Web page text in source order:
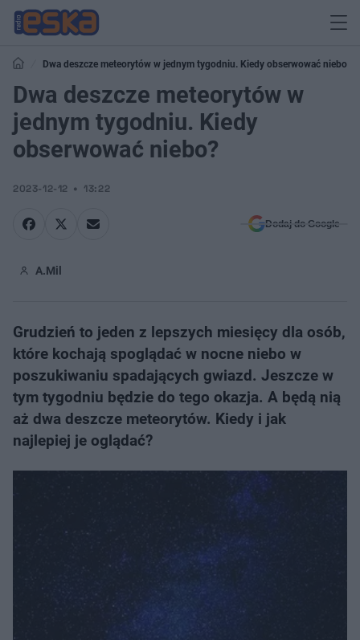
Dwa deszcze meteorytów w jednym tygodniu. Kiedy obserwować niebo?
Dwa deszcze meteorytów w
jednym tygodniu. Kiedy
obserwować niebo?
2023-12-12 13:22
Dodaj do Google
A.Mil
Grudzień to jeden z lepszych miesięcy dla osób,
które kochają spoglądać w nocne niebo w
poszukiwaniu spadających gwiazd. Jeszcze w
tym tygodniu będzie do tego okazja. A będą nią
aż dwa deszcze meteorytów. Kiedy i jak
najlepiej je oglądać?